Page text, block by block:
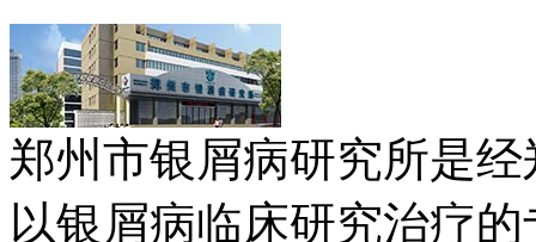
郑州市银屑病研究所是
以银屑病临床研究治疗